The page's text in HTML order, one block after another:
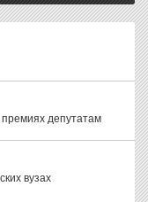
депутатам
вузах